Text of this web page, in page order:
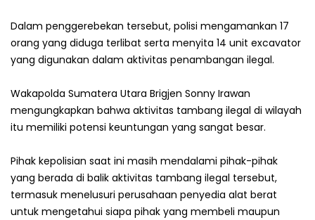
‎Dalam penggerebekan tersebut, polisi mengamankan 17
orang yang diduga terlibat serta menyita 14 unit excavator
yang digunakan dalam aktivitas penambangan ilegal.
‎Wakapolda Sumatera Utara Brigjen Sonny Irawan
mengungkapkan bahwa aktivitas tambang ilegal di wilayah
itu memiliki potensi keuntungan yang sangat besar.
‎Pihak kepolisian saat ini masih mendalami pihak-pihak
yang berada di balik aktivitas tambang ilegal tersebut,
termasuk menelusuri perusahaan penyedia alat berat
untuk mengetahui siapa pihak yang membeli maupun